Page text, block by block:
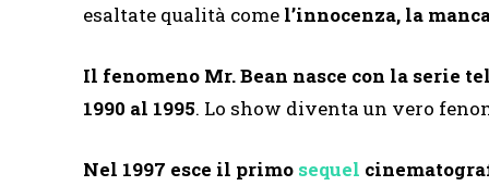
esaltate qualità come l’innocenza, la
Il fenomeno Mr. Bean nasce con la serie
1990 al 1995. Lo show diventa un vero
Nel 1997 esce il primo sequel